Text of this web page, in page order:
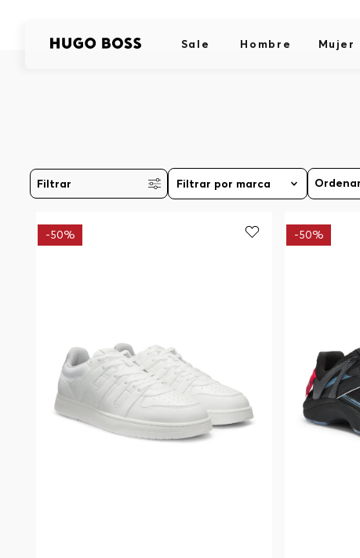
Sale Hombre Mujer
Filtrar Filtrar por marca
-50% -50%